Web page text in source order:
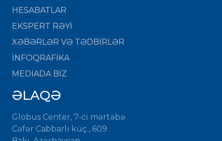
HESABATLAR
EKSPERT RƏYİ
XƏBƏRLƏR VƏ TƏDBİRLƏR
İNFOQRAFİKA
MEDİADA BİZ
ƏLAQƏ
Globus Center, 7-ci mərtəbə
Cəfər Cabbarlı küç., 609